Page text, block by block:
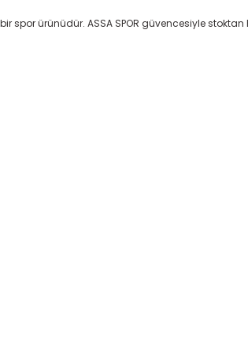
spor ürünüdür. ASSA SPOR güvencesiyle stoktan